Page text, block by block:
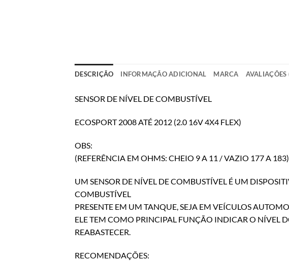
DESCRIÇÃO INFORMAÇÃO ADICIONAL MARCA AVALIAÇÕES
SENSOR DE NÍVEL DE COMBUSTÍVEL
ECOSPORT 2008 ATÉ 2012 (2.0 16V 4X4 FLEX)
OBS:
(REFERÊNCIA EM OHMS: CHEIO 9 A 11 / VAZIO 177 A 183)
UM SENSOR DE NÍVEL DE COMBUSTÍVEL É UM
COMBUSTÍVEL
PRESENTE EM UM TANQUE, SEJA EM VEÍCULOS
ELE TEM COMO PRINCIPAL FUNÇÃO INDICAR O NÍVEL
REABASTECER.
RECOMENDAÇÕES: